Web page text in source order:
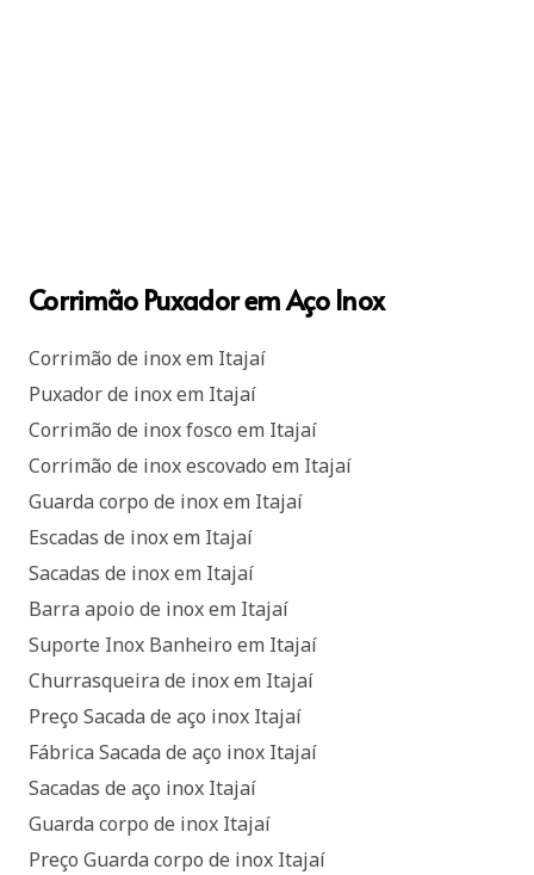
Corrimão Puxador em Aço Inox
Corrimão de inox em Itajaí
Puxador de inox em Itajaí
Corrimão de inox fosco em Itajaí
Corrimão de inox escovado em Itajaí
Guarda corpo de inox em Itajaí
Escadas de inox em Itajaí
Sacadas de inox em Itajaí
Barra apoio de inox em Itajaí
Suporte Inox Banheiro em Itajaí
Churrasqueira de inox em Itajaí
Preço Sacada de aço inox Itajaí
Fábrica Sacada de aço inox Itajaí
Sacadas de aço inox Itajaí
Guarda corpo de inox Itajaí
Preço Guarda corpo de inox Itajaí